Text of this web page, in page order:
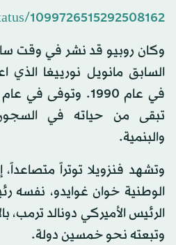
1099726515292508162
وكان روبيو قد نشر في وقت
السابق مانويل نورييغا الذي
تبقى من حياته في السجون
والبنمية.
وتشهد فنزويلا توتراً
الوطنية خوان غوايدو، نفسه
الرئيس الأميركي دونالد ترمب،
وتبعته نحو خمسين دولة.